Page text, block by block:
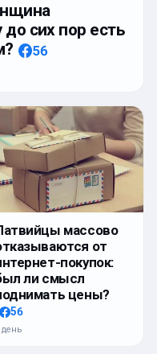
сих пор есть
56
массово
от
покупок:
ли смысл
цены?
56
день